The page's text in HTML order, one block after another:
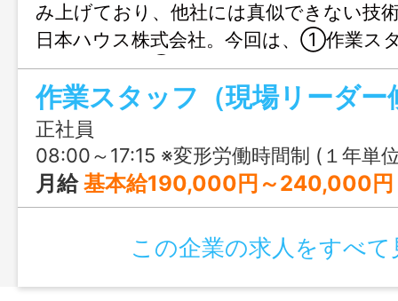
み上げており、他社には真似できない技
日本ハウス株式会社。今回は、①作業ス
ーダー候補）②工場長候補（管理職）を
経験を活かして、リーダー役に挑戦して
すめです。
作業スタッフ（現場リーダー
正社員
08:00～17:15 ※変形労働時間制 (１年単
月給基本給190,000円～240,000円＋諸手当 【年収換算
この企業の求人をすべて